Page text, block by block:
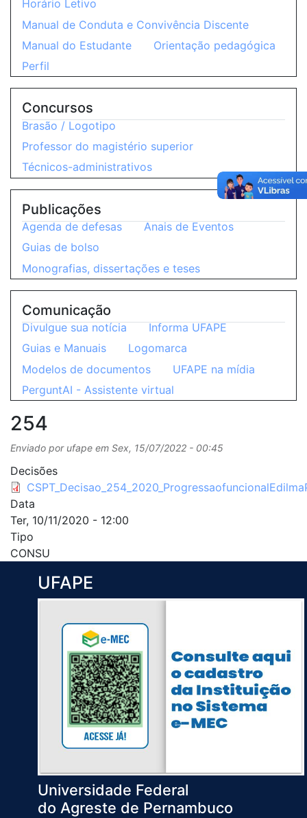
254
Enviado por ufape em Sex, 15/07/2022 - 00:45
Decisões
Data
Ter, 10/11/2020 - 12:00
Tipo
CONSU
Horário Letivo
Manual de Conduta e Convivência Discente
Manual do Estudante
Orientação pedagógica
Perfil
Concursos
Brasão / Logotipo
Professor do magistério superior
Técnicos-administrativos
Publicações
Agenda de defesas
Anais de Eventos
Guias de bolso
Monografias, dissertações e teses
Comunicação
Divulgue sua notícia
Informa UFAPE
Guias e Manuais
Logomarca
Modelos de documentos
UFAPE na mídia
PerguntAI - Assistente virtual
UFAPE
Universidade Federal
do Agreste de Pernambuco